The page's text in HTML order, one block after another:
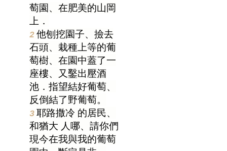
萄園、在肥美的山岡
上．
2 他刨挖園子、撿去
石頭、栽種上等的葡
萄樹、在園中蓋了一
座樓、又鑿出壓酒
池．指望結好葡萄、
反倒結了野葡萄。
3 耶路撒冷 的居民、
和猶大 人哪、請你們
現今在我與我的葡萄